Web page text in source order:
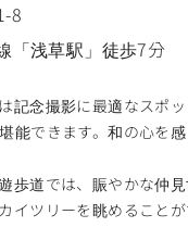
8
「浅草駅」徒歩7分
記念撮影に最適なスポッ
能できます。和の心を
歩道では、賑やかな仲
イツリーを眺めること